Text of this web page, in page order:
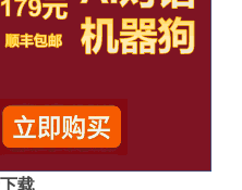
载